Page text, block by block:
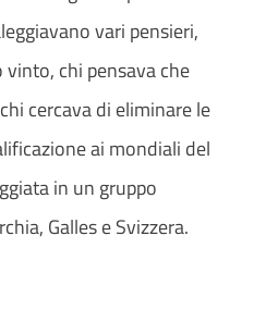
vari pensieri,
chi pensava che
cercava di eliminare le
ai mondiali del
in un gruppo
Galles e Svizzera.